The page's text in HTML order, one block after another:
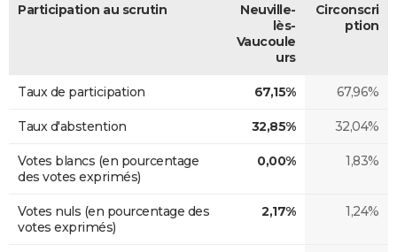
Participation au scrutin
Neuville-
lès-
Vaucoule
urs
Circonscri
ption
Taux de participation 67,15% 67,96%
Taux d'abstention 32,85% 32,04%
Votes blancs (en pourcentage
des votes exprimés)
0,00% 1,83%
Votes nuls (en pourcentage des
votes exprimés)
2,17% 1,24%